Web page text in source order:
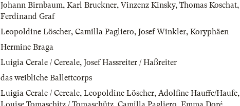
Johann Birnbaum, Karl Bruckner, Vinzenz Kinsky, Thomas Koschat,
Ferdinand Graf
Leopoldine Löscher, Camilla Pagliero, Josef Winkler, Koryphäen
Hermine Braga
Luigia Cerale / Cereale, Josef Hassreiter / Haßreiter
das weibliche Ballettcorps
Luigia Cerale / Cereale, Leopoldine Löscher, Adolfine Hauffe/Haufe,